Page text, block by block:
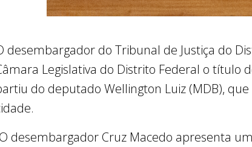
desembargador do Tribunal de Justiça do
Legislativa do Distrito Federal o título
do deputado Wellington Luiz (MDB),
desembargador Cruz Macedo apresenta